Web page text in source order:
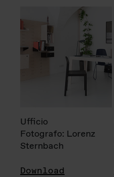
Ufficio
Fotografo: Lorenz
Sternbach
Download